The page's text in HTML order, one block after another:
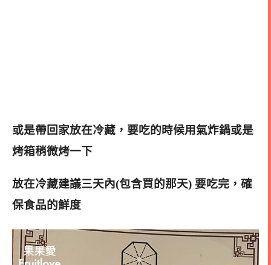
或是帶回家放在冷藏 ，要吃的時候用氣炸鍋或是
烤箱稍微烤一下
放在冷藏建議三天內(包含買的那天) 要吃完 ，確
保食品的鮮度